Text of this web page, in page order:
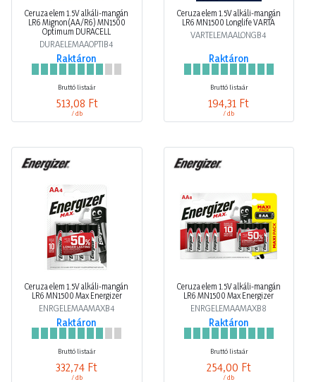
Ceruza elem 1.5V alkáli-mangán
LR6 Mignon(AA/R6) MN1500
Optimum DURACELL
DURAELEMAAOPTIB4
Raktáron
Bruttó listaár
513,08 Ft
/ db
Ceruza elem 1.5V alkáli-mangán
LR6 MN1500 Longlife VARTA
VARTELEMAALONGB4
Raktáron
Bruttó listaár
194,31 Ft
/ db
Ceruza elem 1.5V alkáli-mangán
LR6 MN1500 Max Energizer
ENRGELEMAAMAXB4
Raktáron
Bruttó listaár
332,74 Ft
/ db
Ceruza elem 1.5V alkáli-mangán
LR6 MN1500 Max Energizer
ENRGELEMAAMAXB8
Raktáron
Bruttó listaár
254,00 Ft
/ db